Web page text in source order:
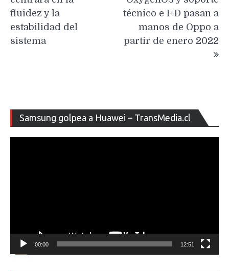
fluidez y la
estabilidad del
sistema
técnico e I+D pasan a
manos de Oppo a
partir de enero 2022
Samsung golpea a Huawei – TransMedia.cl
de
00:00 12:51